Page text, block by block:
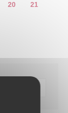
20
21